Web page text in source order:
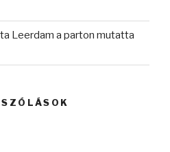
Leerdam a parton mutatta